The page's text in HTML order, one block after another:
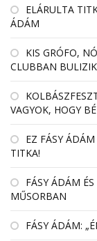
EL­ÁRULTA
ÁDÁM
KIS GRÓFO,
CLUBBAN BULIZIK
VAGYOK, HOGY
EZ FÁSY
TITKA!
FÁSY ÁDÁM
MŰSORBAN
FÁSY ÁDÁM: